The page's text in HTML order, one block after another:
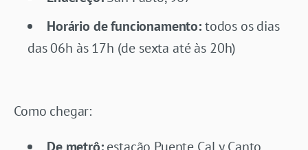
Horário de funcionamento:todos os dias
das 06h às 17h (de sexta até às 20h)
Como chegar:
De metrô:estação Puente Cal y Canto